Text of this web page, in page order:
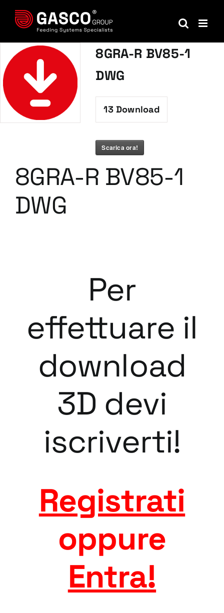
contenuto
8GRA-R BV85-1
DWG
13Download
Scarica ora!
8GRA-R BV85-1
DWG
Per
effettuare il
download
3D devi
iscriverti!
Registrati
oppure
Entra!